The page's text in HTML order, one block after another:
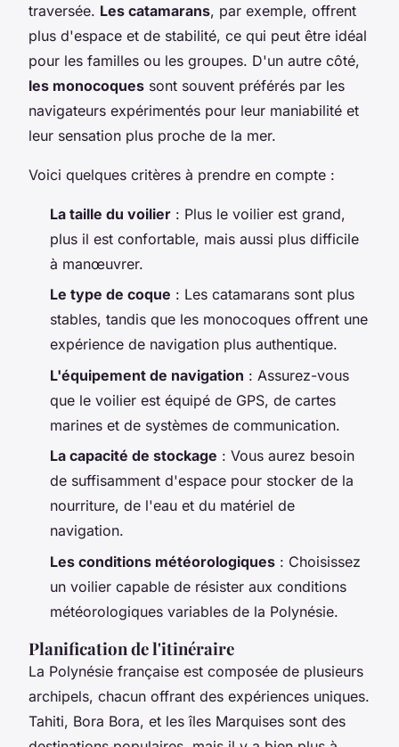
traversée. Les catamarans, par exemple, offrent
plus d'espace et de stabilité, ce qui peut être idéal
pour les familles ou les groupes. D'un autre côté,
les monocoques sont souvent préférés par les
navigateurs expérimentés pour leur maniabilité et
leur sensation plus proche de la mer.
Voici quelques critères à prendre en compte :
La taille du voilier : Plus le voilier est grand,
plus il est confortable, mais aussi plus difficile
à manœuvrer.
Le type de coque : Les catamarans sont plus
stables, tandis que les monocoques offrent une
expérience de navigation plus authentique.
L'équipement de navigation : Assurez-vous
que le voilier est équipé de GPS, de cartes
marines et de systèmes de communication.
La capacité de stockage : Vous aurez besoin
de suffisamment d'espace pour stocker de la
nourriture, de l'eau et du matériel de
navigation.
Les conditions météorologiques : Choisissez
un voilier capable de résister aux conditions
météorologiques variables de la Polynésie.
Planification de l'itinéraire
La Polynésie française est composée de plusieurs
archipels, chacun offrant des expériences uniques.
Tahiti, Bora Bora, et les îles Marquises sont des